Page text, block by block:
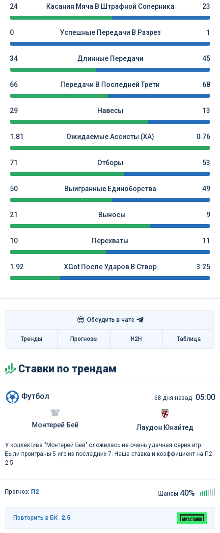
24 Касания Мяча В Штрафной Соперника 23
0 Успешные Передачи В Разрез 1
34 Длинные Передачи 45
66 Передачи В Последней Трети 68
29 Навесы 13
1.81 Ожидаемые Ассисты (xA) 0.76
71 Отборы 53
50 Выигранные Единоборства 49
21 Выносы 9
10 Перехваты 11
1.92 XGot После Ударов В Створ 3.25
😎 Обсудить в чате
Тренды Прогнозы H2H Таблица
Ставки по трендам
Футбол 68 дня назад 05:00
Монтерей Бей Лаудон Юнайтед
У коллектива "Монтерей Бей" сложилась не очень удачная серия игр.
Были проиграны 5 игр из последних 7. Наша ставка и коэффициент на П2 -
2.5
Прогноз: П2 Шансы 40%
Повторить в БК 2.5